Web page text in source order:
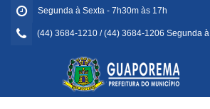
Segunda à Sexta - 7h30m às 17h
(44) 3684-1210 / (44) 3684-1206 Segunda